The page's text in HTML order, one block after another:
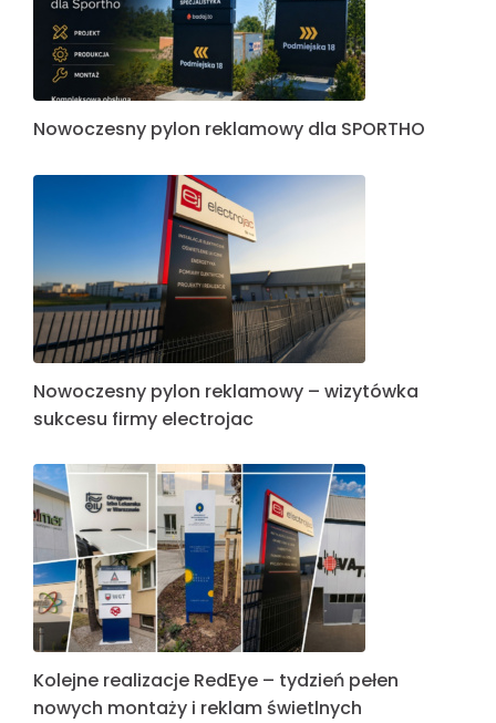
Nowoczesny pylon reklamowy dla SPORTHO
Nowoczesny pylon reklamowy – wizytówka
sukcesu firmy electrojac
Kolejne realizacje RedEye – tydzień pełen
nowych montaży i reklam świetlnych